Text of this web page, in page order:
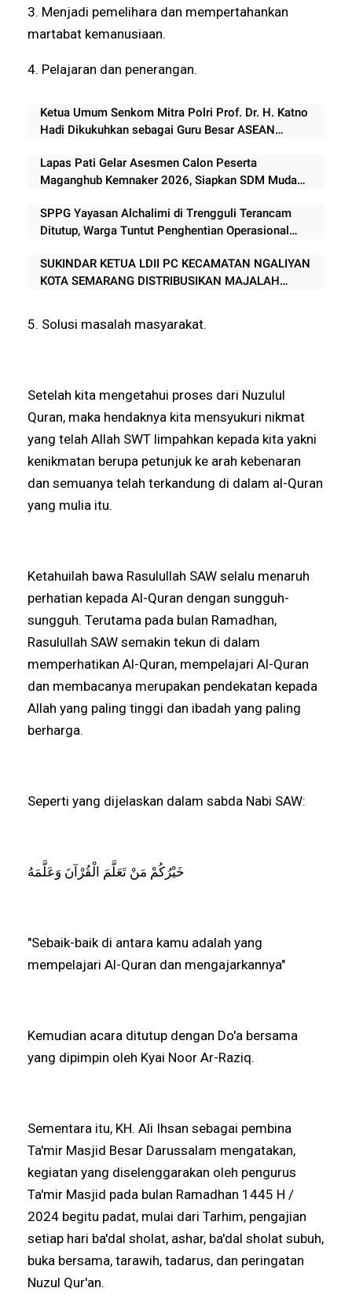
3. Menjadi pemelihara dan mempertahankan
martabat kemanusiaan.
4. Pelajaran dan penerangan.
Ketua Umum Senkom Mitra Polri Prof. Dr. H. Katno
Hadi Dikukuhkan sebagai Guru Besar ASEAN
Lapas Pati Gelar Asesmen Calon Peserta
Maganghub Kemnaker 2026, Siapkan SDM Muda
SPPG Yayasan Alchalimi di Trengguli Terancam
Ditutup, Warga Tuntut Penghentian Operasional
SUKINDAR KETUA LDII PC KECAMATAN NGALIYAN
KOTA SEMARANG DISTRIBUSIKAN MAJALAH
5. Solusi masalah masyarakat.
Setelah kita mengetahui proses dari Nuzulul
Quran, maka hendaknya kita mensyukuri nikmat
yang telah Allah SWT limpahkan kepada kita yakni
kenikmatan berupa petunjuk ke arah kebenaran
dan semuanya telah terkandung di dalam al-Quran
yang mulia itu.
Ketahuilah bawa Rasulullah SAW selalu menaruh
perhatian kepada Al-Quran dengan sungguh-
sungguh. Terutama pada bulan Ramadhan,
Rasulullah SAW semakin tekun di dalam
memperhatikan Al-Quran, mempelajari Al-Quran
dan membacanya merupakan pendekatan kepada
Allah yang paling tinggi dan ibadah yang paling
berharga.
Seperti yang dijelaskan dalam sabda Nabi SAW:
خَيْرُكُمْ مَنْ تَعَلَّمَ الْقُرْآنَ وَعَلَّمَهُ
"Sebaik-baik di antara kamu adalah yang
mempelajari Al-Quran dan mengajarkannya"
Kemudian acara ditutup dengan Do'a bersama
yang dipimpin oleh Kyai Noor Ar-Raziq.
Sementara itu, KH. Ali Ihsan sebagai pembina
Ta'mir Masjid Besar Darussalam mengatakan,
kegiatan yang diselenggarakan oleh pengurus
Ta'mir Masjid pada bulan Ramadhan 1445 H /
2024 begitu padat, mulai dari Tarhim, pengajian
setiap hari ba'dal sholat, ashar, ba'dal sholat subuh,
buka bersama, tarawih, tadarus, dan peringatan
Nuzul Qur'an.